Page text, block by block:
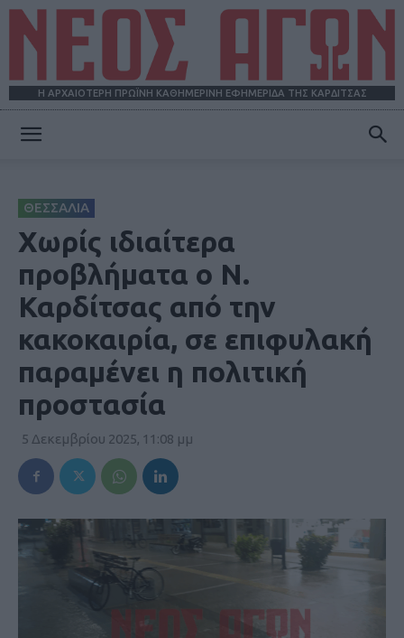
Η ΑΡΧΑΙΟΤΕΡΗ ΠΡΩΪΝΗ ΚΑΘΗΜΕΡΙΝΗ ΕΦΗΜΕΡΙΔΑ ΤΗΣ ΚΑΡΔΙΤΣΑΣ
ΘΕΣΣΑΛΙΑ
Χωρίς ιδιαίτερα
προβλήματα ο Ν.
Καρδίτσας από την
κακοκαιρία, σε επιφυλακή
παραμένει η πολιτική
προστασία
5 Δεκεμβρίου 2025, 11:08 μμ